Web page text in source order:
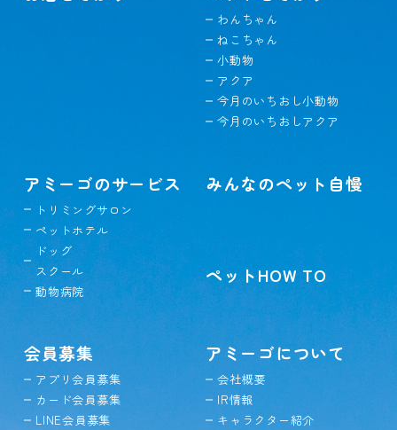
わんちゃん
ねこちゃん
小動物
アクア
今月のいちおし小動物
今月のいちおしアクア
アミーゴのサービス
トリミングサロン
ペットホテル
ドッグ
スクール
動物病院
みんなのペット自慢
ペットHOW TO
会員募集
アプリ会員募集
カード会員募集
LINE会員募集
アミーゴについて
会社概要
IR情報
キャラクター紹介